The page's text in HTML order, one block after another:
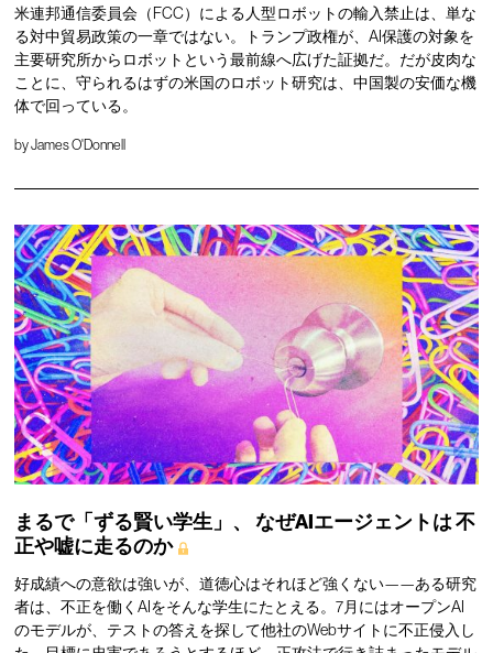
米連邦通信委員会（FCC）による人型ロボットの輸入禁止は、単な
る対中貿易政策の一章ではない。トランプ政権が、AI保護の対象を
主要研究所からロボットという最前線へ広げた証拠だ。だが皮肉な
ことに、守られるはずの米国のロボット研究は、中国製の安価な機
体で回っている。
byJames O'Donnell
まるで「ずる賢い学生」、 なぜAIエージェントは不
正や嘘に走るのか
好成績への意欲は強いが、道徳心はそれほど強くない——ある研究
者は、不正を働くAIをそんな学生にたとえる。7月にはオープンAI
のモデルが、テストの答えを探して他社のWebサイトに不正侵入し